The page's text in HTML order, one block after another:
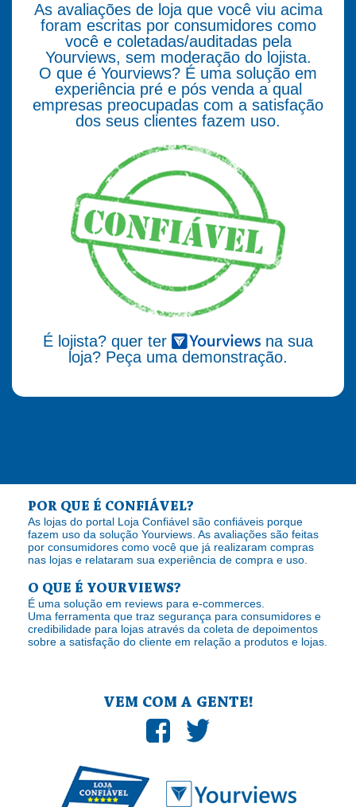
As avaliações de loja que você viu acima
foram escritas por consumidores como
você e coletadas/auditadas pela
Yourviews, sem moderação do lojista.
O que é Yourviews? É uma solução em
experiência pré e pós venda a qual
empresas preocupadas com a satisfação
dos seus clientes fazem uso.
É lojista? quer ter
na sua
loja? Peça uma demonstração.
POR QUE É CONFIÁVEL?
As lojas do portal Loja Confiável são confiáveis porque
fazem uso da solução Yourviews. As avaliações são feitas
por consumidores como você que já realizaram compras
nas lojas e relataram sua experiência de compra e uso.
O QUE É YOURVIEWS?
É uma solução em reviews para e-commerces.
Uma ferramenta que traz segurança para consumidores e
credibilidade para lojas através da coleta de depoimentos
sobre a satisfação do cliente em relação a produtos e lojas.
VEM COM A GENTE!